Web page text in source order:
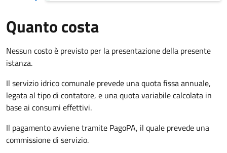
Quanto costa
Nessun costo è previsto per la presentazione della presente
istanza.
Il servizio idrico comunale prevede una quota fissa annuale,
legata al tipo di contatore, e una quota variabile calcolata in
base ai consumi effettivi.
Il pagamento avviene tramite PagoPA, il quale prevede una
commissione di servizio.